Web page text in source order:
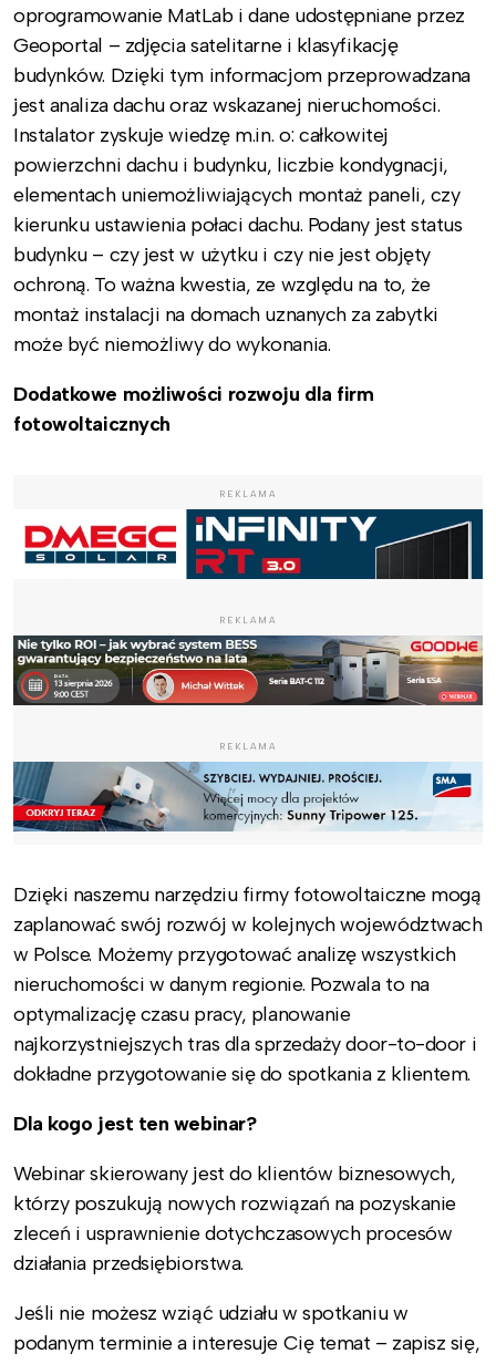
oprogramowanie MatLab i dane udostępniane przez
Geoportal – zdjęcia satelitarne i klasyfikację
budynków. Dzięki tym informacjom przeprowadzana
jest analiza dachu oraz wskazanej nieruchomości.
Instalator zyskuje wiedzę m.in. o: całkowitej
powierzchni dachu i budynku, liczbie kondygnacji,
elementach uniemożliwiających montaż paneli, czy
kierunku ustawienia połaci dachu. Podany jest status
budynku – czy jest w użytku i czy nie jest objęty
ochroną. To ważna kwestia, ze względu na to, że
montaż instalacji na domach uznanych za zabytki
może być niemożliwy do wykonania.
Dodatkowe możliwości rozwoju dla firm
fotowoltaicznych
REKLAMA
REKLAMA
REKLAMA
Dzięki naszemu narzędziu firmy fotowoltaiczne mogą
zaplanować swój rozwój w kolejnych województwach
w Polsce. Możemy przygotować analizę wszystkich
nieruchomości w danym regionie. Pozwala to na
optymalizację czasu pracy, planowanie
najkorzystniejszych tras dla sprzedaży door-to-door i
dokładne przygotowanie się do spotkania z klientem.
Dla kogo jest ten webinar?
Webinar skierowany jest do klientów biznesowych,
którzy poszukują nowych rozwiązań na pozyskanie
zleceń i usprawnienie dotychczasowych procesów
działania przedsiębiorstwa.
Jeśli nie możesz wziąć udziału w spotkaniu w
podanym terminie a interesuje Cię temat – zapisz się,